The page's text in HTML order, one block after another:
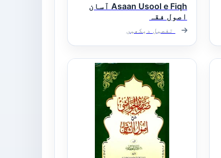
Asaan Usool e Fiqh آسان
اصول فقہ
تفصیل دیکھیں